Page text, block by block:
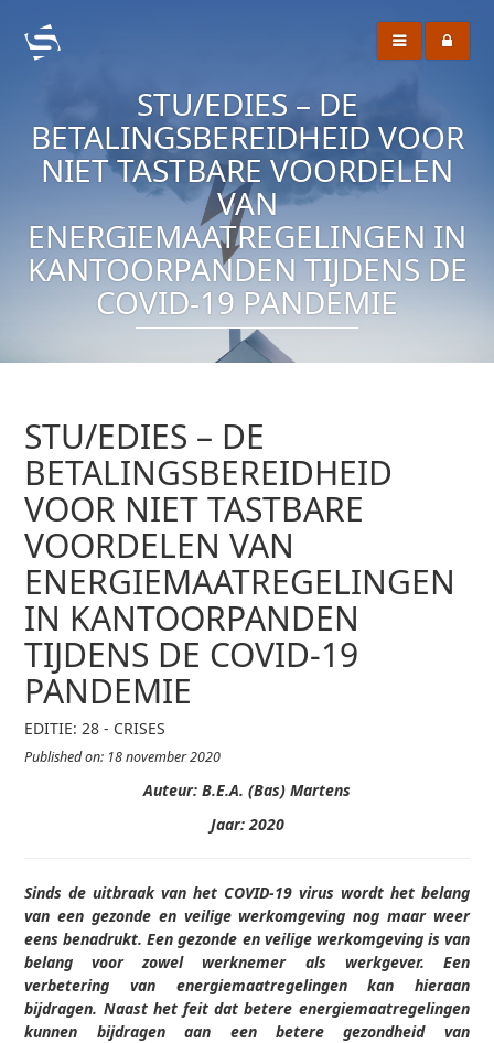
STU/EDIES – DE
BETALINGSBEREIDHEID VOOR
NIET TASTBARE VOORDELEN
VAN
ENERGIEMAATREGELINGEN IN
KANTOORPANDEN TIJDENS DE
COVID-19 PANDEMIE
STU/EDIES – DE
BETALINGSBEREIDHEID
VOOR NIET TASTBARE
VOORDELEN VAN
ENERGIEMAATREGELINGEN
IN KANTOORPANDEN
TIJDENS DE COVID-19
PANDEMIE
EDITIE: 28 - CRISES
Published on: 18 november 2020
Auteur: B.E.A. (Bas) Martens
Jaar:2020
Sinds de uitbraak van het COVID-19 virus wordt het belang
van een gezonde en veilige werkomgeving nog maar weer
eens benadrukt. Een gezonde en veilige werkomgeving is van
belang voor zowel werknemer als werkgever. Een
verbetering van energiemaatregelingen kan hieraan
bijdragen. Naast het feit dat betere energiemaatregelingen
kunnen bijdragen aan een betere gezondheid van